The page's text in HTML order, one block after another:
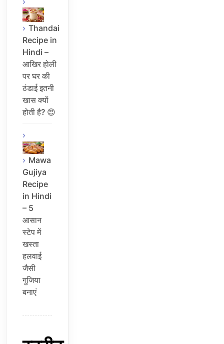
Thandai
Recipe in
Hindi –
आखिर होली
पर घर की
ठंडाई इतनी
खास क्यों
होती है? 😍
Mawa
Gujiya
Recipe
in Hindi
– 5
आसान
स्टेप में
खस्ता
हलवाई
जैसी
गुजिया
बनाएं